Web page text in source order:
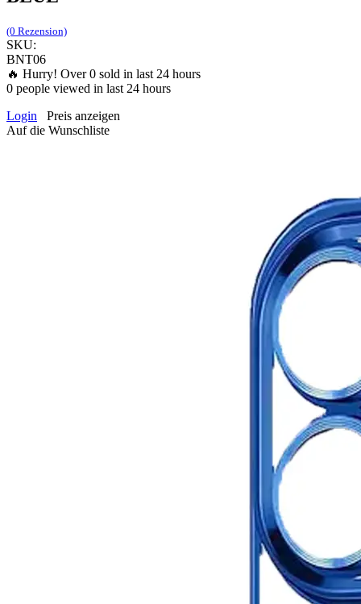
(0 Rezension)
SKU:
BNT06
🔥 Hurry! Over0 sold in last 24 hours
0 people viewed in last 24 hours
Login
Preis anzeigen
Auf die Wunschliste